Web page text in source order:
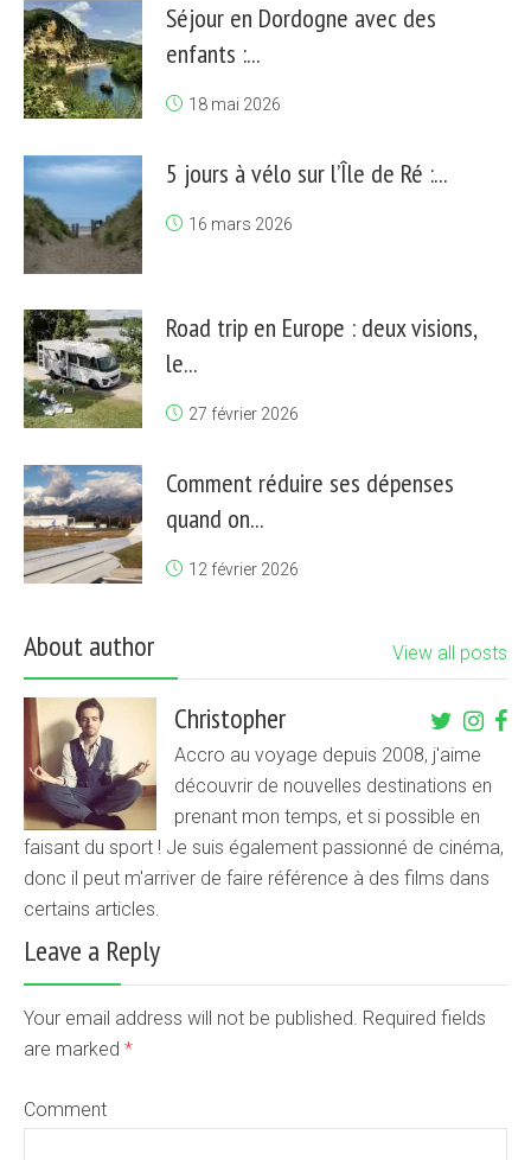
Séjour en Dordogne avec des
enfants :...
18 mai 2026
5 jours à vélo sur l’Île de Ré :...
16 mars 2026
Road trip en Europe : deux visions,
le...
27 février 2026
Comment réduire ses dépenses
quand on...
12 février 2026
About author View all posts
Christopher
Accro au voyage depuis 2008, j'aime
découvrir de nouvelles destinations en
prenant mon temps, et si possible en
faisant du sport ! Je suis également passionné de cinéma,
donc il peut m'arriver de faire référence à des films dans
certains articles.
Leave a Reply
Your email address will not be published. Required fields
are marked *
Comment